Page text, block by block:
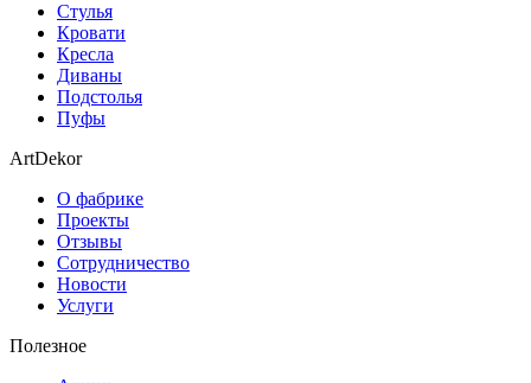
Стулья
Кровати
Кресла
Диваны
Подстолья
Пуфы
ArtDekor
О фабрике
Проекты
Отзывы
Сотрудничество
Новости
Услуги
Полезное